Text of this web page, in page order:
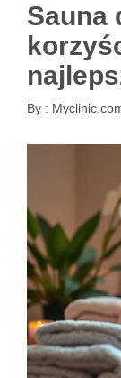
Sauna
By :